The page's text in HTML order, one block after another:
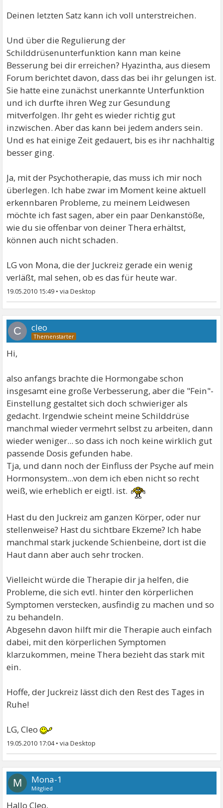
Deinen letzten Satz kann ich voll unterstreichen.
Und über die Regulierung der
Schilddrüsenunterfunktion kann man keine
Besserung bei dir erreichen? Hyazintha, aus diesem
Forum berichtet davon, dass das bei ihr gelungen ist.
Sie hatte eine zunächst unerkannte Unterfunktion
und ich durfte ihren Weg zur Gesundung
mitverfolgen. Ihr geht es wieder richtig gut
inzwischen. Aber das kann bei jedem anders sein.
Und es hat einige Zeit gedauert, bis es ihr nachhaltig
besser ging.
Ja, mit der Psychotherapie, das muss ich mir noch
überlegen. Ich habe zwar im Moment keine aktuell
erkennbaren Probleme, zu meinem Leidwesen
möchte ich fast sagen, aber ein paar Denkanstöße,
wie du sie offenbar von deiner Thera erhältst,
können auch nicht schaden.
LG von Mona, die der Juckreiz gerade ein wenig
verläßt, mal sehen, ob es das für heute war.
19.05.2010 15:49 •
C cleo
Hi,
also anfangs brachte die Hormongabe schon
insgesamt eine große Verbesserung, aber die "Fein"-
Einstellung gestaltet sich doch schwieriger als
gedacht. Irgendwie scheint meine Schilddrüse
manchmal wieder vermehrt selbst zu arbeiten, dann
wieder weniger... so dass ich noch keine wirklich gut
passende Dosis gefunden habe.
Tja, und dann noch der Einfluss der Psyche auf mein
Hormonsystem...von dem ich eben nicht so recht
weiß, wie erheblich er eigtl. ist.
Hast du den Juckreiz am ganzen Körper, oder nur
stellenweise? Hast du sichtbare Ekzeme? Ich habe
manchmal stark juckende Schienbeine, dort ist die
Haut dann aber auch sehr trocken.
Vielleicht würde die Therapie dir ja helfen, die
Probleme, die sich evtl. hinter den körperlichen
Symptomen verstecken, ausfindig zu machen und so
zu behandeln.
Abgesehn davon hilft mir die Therapie auch einfach
dabei, mit den körperlichen Symptomen
klarzukommen, meine Thera bezieht das stark mit
ein.
Hoffe, der Juckreiz lässt dich den Rest des Tages in
Ruhe!
LG, Cleo
19.05.2010 17:04•
M Mona-1
Mitglied
Hallo Cleo,